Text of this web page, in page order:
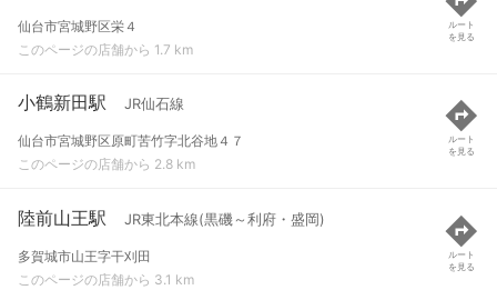
仙台市宮城野区栄４
このページの店舗から 1.7 km
ルート
を見る
小鶴新田駅 JR仙石線
仙台市宮城野区原町苦竹字北谷地４７
このページの店舗から 2.8 km
ルート
を見る
陸前山王駅 JR東北本線(黒磯～利府・盛岡)
多賀城市山王字干刈田
このページの店舗から 3.1 km
ルート
を見る